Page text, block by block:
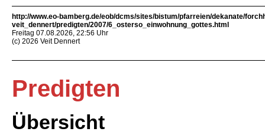
http://www.eo-bamberg.de/eob/dcms/sites/bistum/pfarreien/dekanate/
veit_dennert/predigten/2007/6_osterso_einwohnung_gottes.html
Freitag 07.08.2026, 22:56 Uhr
(c) 2026 Veit Dennert
Predigten
Übersicht